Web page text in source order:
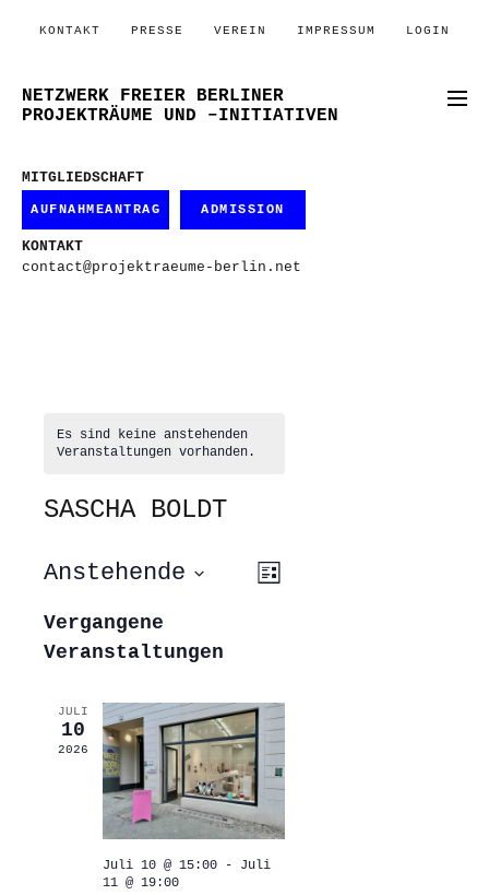
KONTAKT PRESSE VEREIN IMPRESSUM LOGIN
NETZWERK FREIER BERLINER
PROJEKTRÄUME UND –INITIATIVEN
MITGLIEDSCHAFT
AUFNAHMEANTRAG ADMISSION
KONTAKT
contact@projektraeume-berlin.net
Es sind keine anstehenden
Veranstaltungen vorhanden.
SASCHA BOLDT
ANSICHTEN-
NAVIGATION
VERANSTALTUNG
ANSICHTEN-
Liste
Anstehende
wählen.
Vergangene
Veranstaltungen
JULI
10
2026
Juli 10 @ 15:00-
Juli
11 @ 19:00